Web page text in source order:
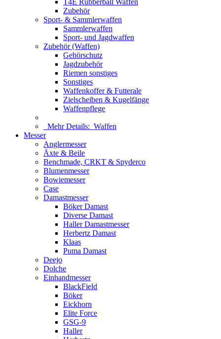
T4E Rubberball Waffen
Zubehör
Sport- & Sammlerwaffen
Sammlerwaffen
Sport- und Jagdwaffen
Zubehör (Waffen)
Gehörschutz
Jagdzubehör
Riemen sonstiges
Sonstiges
Waffenkoffer & Futterale
Zielscheiben & Kugelfänge
Waffenpflege
Mehr Details: Waffen
Messer
Anglermesser
Äxte & Beile
Benchmade, CRKT & Spyderco
Blumenmesser
Bowiemesser
Case
Damastmesser
Böker Damast
Diverse Damast
Haller Damastmesser
Herbertz Damast
Klaas
Puma Damast
Deejo
Dolche
Einhandmesser
BlackField
Böker
Eickhorn
Elite Force
GSG-9
Haller